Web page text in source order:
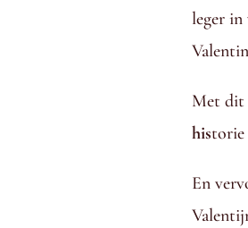
leger in
Met dit
historie
En